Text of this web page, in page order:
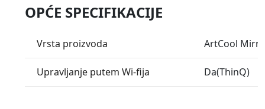
OPĆE SPECIFIKACIJE
Vrsta proizvoda ArtCool
Upravljanje putem Wi-fija Da(ThinQ)